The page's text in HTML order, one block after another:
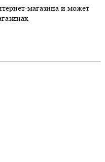
магазина и может